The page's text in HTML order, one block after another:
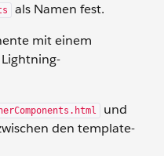
als Namen fest.
mit einem
und
den template-